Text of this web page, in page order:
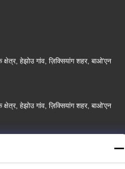
हेझोउ गांव, ज़िक्सियांग शहर, बाओ'एन
हेझोउ गांव, ज़िक्सियांग शहर, बाओ'एन